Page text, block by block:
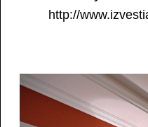
http://